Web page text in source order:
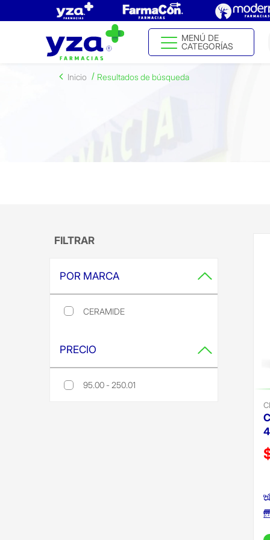
MENÚ DE
CATEGORÍAS
Inicio Resultados de búsqueda
FILTRAR
POR MARCA
CERAMIDE
Refine by Por Marca: ceramide
PRECIO
95.00 - 250.01
Refine by Precio: 95.00 - 250.01